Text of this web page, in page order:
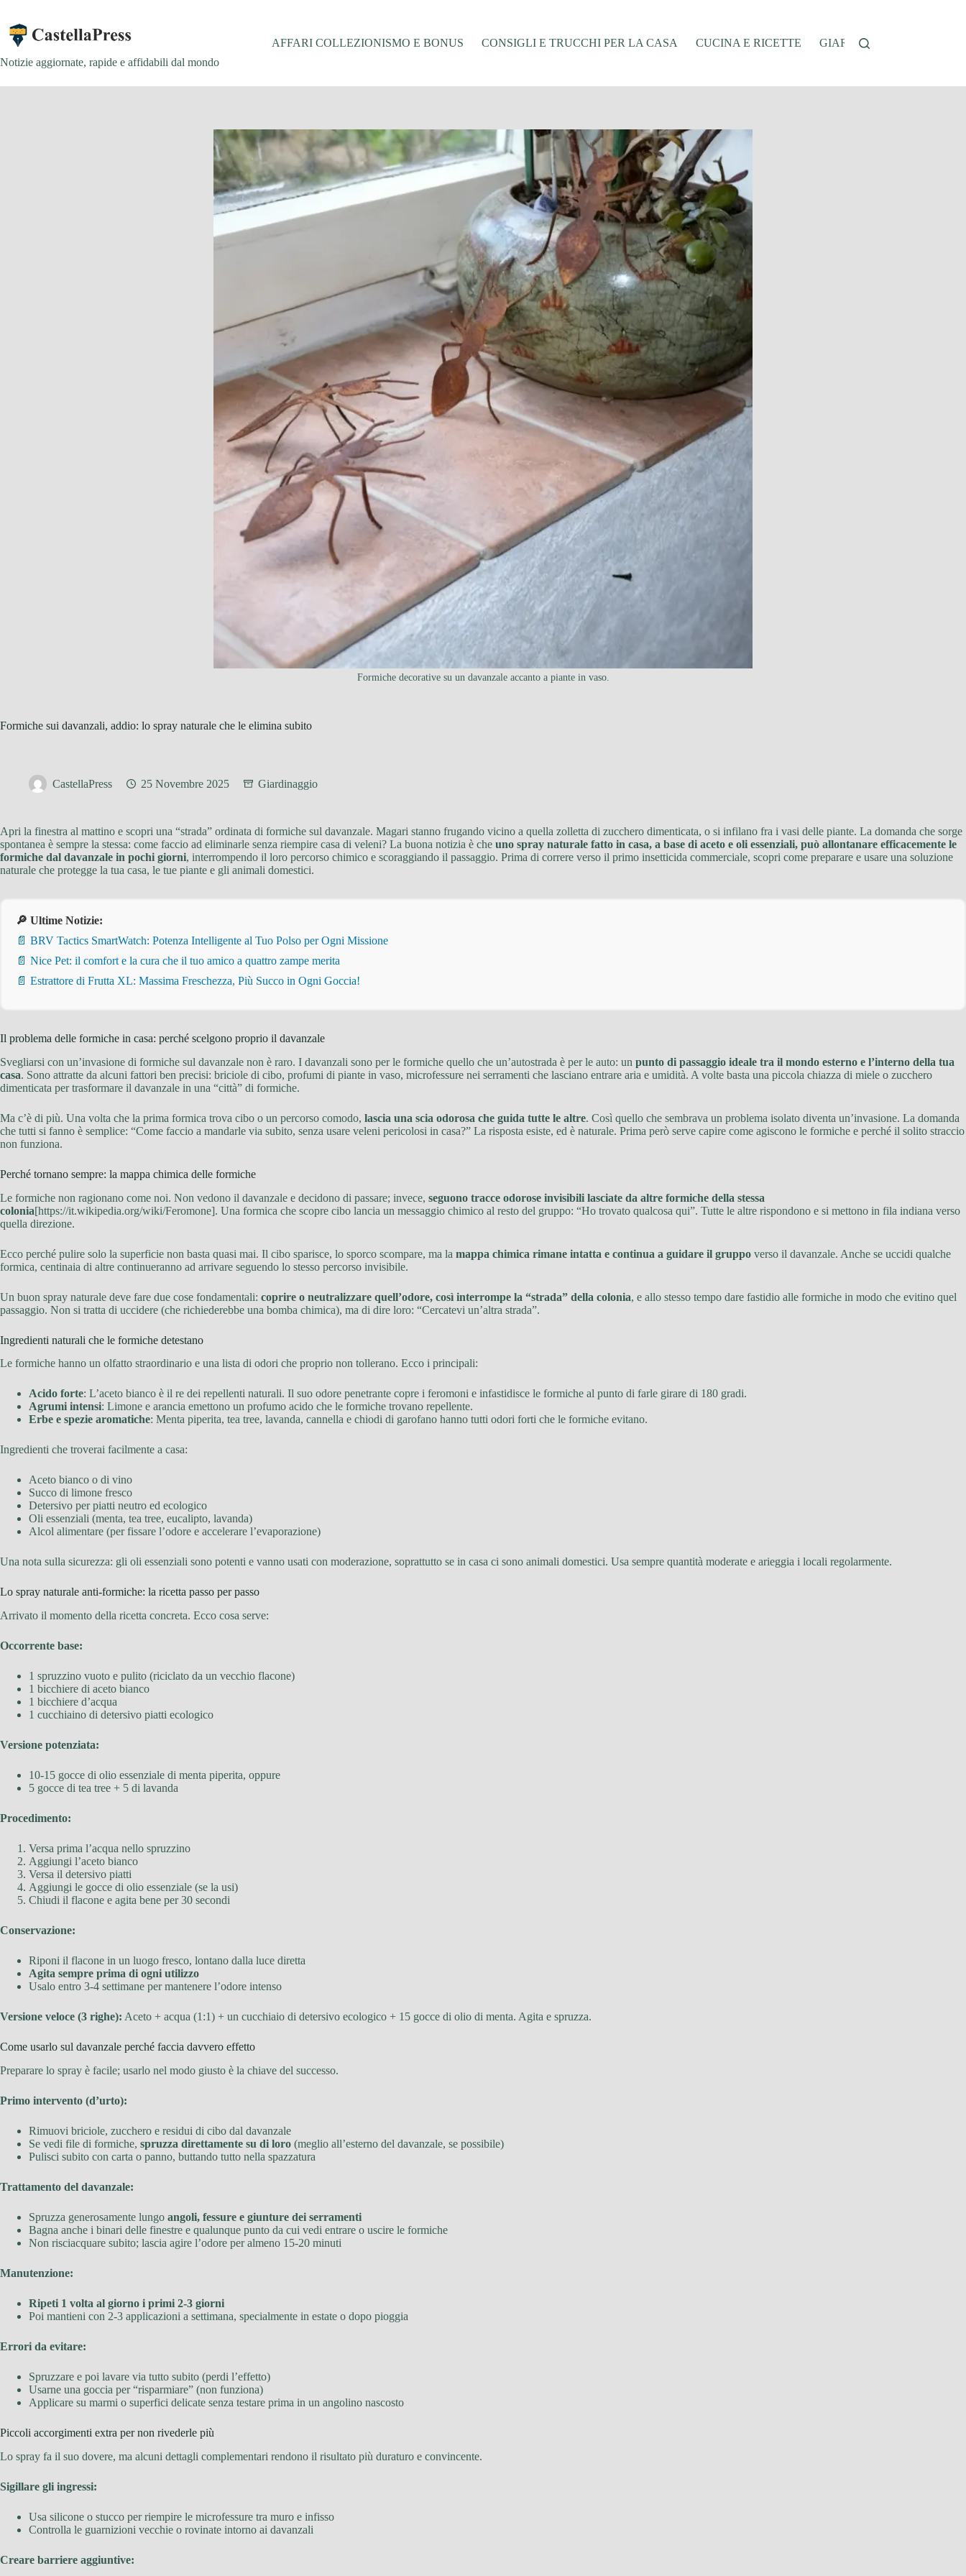
contenuto
Notizie aggiornate, rapide e affidabili dal mondo
AFFARI COLLEZIONISMO E BONUS CONSIGLI E TRUCCHI PER LA CASA CUCINA E RICETTE GIARDINAGGIO
Formiche decorative su un davanzale accanto a piante in vaso.
Formiche sui davanzali, addio: lo spray naturale che le elimina subito
CastellaPress 25 Novembre 2025 Giardinaggio
Apri la finestra al mattino e scopri una “strada” ordinata di formiche sul davanzale. Magari stanno frugando vicino a quella zolletta di zucchero dimenticata, o si infilano fra i vasi delle piante. La domanda che sorge
spontanea è sempre la stessa: come faccio ad eliminarle senza riempire casa di veleni? La buona notizia è che uno spray naturale fatto in casa, a base di aceto e oli essenziali, può allontanare efficacemente le
formiche dal davanzale in pochi giorni, interrompendo il loro percorso chimico e scoraggiando il passaggio. Prima di correre verso il primo insetticida commerciale, scopri come preparare e usare una soluzione
naturale che protegge la tua casa, le tue piante e gli animali domestici.
🔎 Ultime Notizie:
📄 BRV Tactics SmartWatch: Potenza Intelligente al Tuo Polso per Ogni Missione
📄 Nice Pet: il comfort e la cura che il tuo amico a quattro zampe merita
📄 Estrattore di Frutta XL: Massima Freschezza, Più Succo in Ogni Goccia!
Il problema delle formiche in casa: perché scelgono proprio il davanzale
Svegliarsi con un’invasione di formiche sul davanzale non è raro. I davanzali sono per le formiche quello che un’autostrada è per le auto: un punto di passaggio ideale tra il mondo esterno e l’interno della tua
casa. Sono attratte da alcuni fattori ben precisi: briciole di cibo, profumi di piante in vaso, microfessure nei serramenti che lasciano entrare aria e umidità. A volte basta una piccola chiazza di miele o zucchero
dimenticata per trasformare il davanzale in una “città” di formiche.
Ma c’è di più. Una volta che la prima formica trova cibo o un percorso comodo, lascia una scia odorosa che guida tutte le altre. Così quello che sembrava un problema isolato diventa un’invasione. La domanda
che tutti si fanno è semplice: “Come faccio a mandarle via subito, senza usare veleni pericolosi in casa?” La risposta esiste, ed è naturale. Prima però serve capire come agiscono le formiche e perché il solito straccio
non funziona.
Perché tornano sempre: la mappa chimica delle formiche
Le formiche non ragionano come noi. Non vedono il davanzale e decidono di passare; invece, seguono tracce odorose invisibili lasciate da altre formiche della stessa
colonia[https://it.wikipedia.org/wiki/Feromone]. Una formica che scopre cibo lancia un messaggio chimico al resto del gruppo: “Ho trovato qualcosa qui”. Tutte le altre rispondono e si mettono in fila indiana verso
quella direzione.
Ecco perché pulire solo la superficie non basta quasi mai. Il cibo sparisce, lo sporco scompare, ma la mappa chimica rimane intatta e continua a guidare il gruppo verso il davanzale. Anche se uccidi qualche
formica, centinaia di altre continueranno ad arrivare seguendo lo stesso percorso invisibile.
Un buon spray naturale deve fare due cose fondamentali: coprire o neutralizzare quell’odore, così interrompe la “strada” della colonia, e allo stesso tempo dare fastidio alle formiche in modo che evitino quel
passaggio. Non si tratta di uccidere (che richiederebbe una bomba chimica), ma di dire loro: “Cercatevi un’altra strada”.
Ingredienti naturali che le formiche detestano
Le formiche hanno un olfatto straordinario e una lista di odori che proprio non tollerano. Ecco i principali:
Acido forte: L’aceto bianco è il re dei repellenti naturali. Il suo odore penetrante copre i feromoni e infastidisce le formiche al punto di farle girare di 180 gradi.
Agrumi intensi: Limone e arancia emettono un profumo acido che le formiche trovano repellente.
Erbe e spezie aromatiche: Menta piperita, tea tree, lavanda, cannella e chiodi di garofano hanno tutti odori forti che le formiche evitano.
Ingredienti che troverai facilmente a casa:
Aceto bianco o di vino
Succo di limone fresco
Detersivo per piatti neutro ed ecologico
Oli essenziali (menta, tea tree, eucalipto, lavanda)
Alcol alimentare (per fissare l’odore e accelerare l’evaporazione)
Una nota sulla sicurezza: gli oli essenziali sono potenti e vanno usati con moderazione, soprattutto se in casa ci sono animali domestici. Usa sempre quantità moderate e arieggia i locali regolarmente.
Lo spray naturale anti-formiche: la ricetta passo per passo
Arrivato il momento della ricetta concreta. Ecco cosa serve:
Occorrente base:
1 spruzzino vuoto e pulito (riciclato da un vecchio flacone)
1 bicchiere di aceto bianco
1 bicchiere d’acqua
1 cucchiaino di detersivo piatti ecologico
Versione potenziata:
10-15 gocce di olio essenziale di menta piperita, oppure
5 gocce di tea tree + 5 di lavanda
Procedimento:
Versa prima l’acqua nello spruzzino
Aggiungi l’aceto bianco
Versa il detersivo piatti
Aggiungi le gocce di olio essenziale (se la usi)
Chiudi il flacone e agita bene per 30 secondi
Conservazione:
Riponi il flacone in un luogo fresco, lontano dalla luce diretta
Agita sempre prima di ogni utilizzo
Usalo entro 3-4 settimane per mantenere l’odore intenso
Versione veloce (3 righe): Aceto + acqua (1:1) + un cucchiaio di detersivo ecologico + 15 gocce di olio di menta. Agita e spruzza.
Come usarlo sul davanzale perché faccia davvero effetto
Preparare lo spray è facile; usarlo nel modo giusto è la chiave del successo.
Primo intervento (d’urto):
Rimuovi briciole, zucchero e residui di cibo dal davanzale
Se vedi file di formiche, spruzza direttamente su di loro (meglio all’esterno del davanzale, se possibile)
Pulisci subito con carta o panno, buttando tutto nella spazzatura
Trattamento del davanzale:
Spruzza generosamente lungo angoli, fessure e giunture dei serramenti
Bagna anche i binari delle finestre e qualunque punto da cui vedi entrare o uscire le formiche
Non risciacquare subito; lascia agire l’odore per almeno 15-20 minuti
Manutenzione:
Ripeti 1 volta al giorno i primi 2-3 giorni
Poi mantieni con 2-3 applicazioni a settimana, specialmente in estate o dopo pioggia
Errori da evitare:
Spruzzare e poi lavare via tutto subito (perdi l’effetto)
Usarne una goccia per “risparmiare” (non funziona)
Applicare su marmi o superfici delicate senza testare prima in un angolino nascosto
Piccoli accorgimenti extra per non rivederle più
Lo spray fa il suo dovere, ma alcuni dettagli complementari rendono il risultato più duraturo e convincente.
Sigillare gli ingressi:
Usa silicone o stucco per riempire le microfessure tra muro e infisso
Controlla le guarnizioni vecchie o rovinate intorno ai davanzali
Creare barriere aggiuntive: